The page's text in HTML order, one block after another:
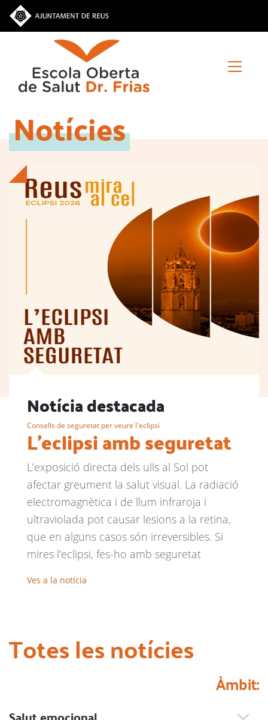
Vés
Notícies
Notícia destacada
Consells de seguretat per veure l'eclipsi
L'eclipsi amb seguretat
L’exposició directa dels ulls al Sol pot
afectar greument la salut visual. La radiació
electromagnètica i de llum infraroja i
ultraviolada pot causar lesions a la retina,
que en alguns casos són irreversibles. Si
mires l'eclipsi, fes-ho amb seguretat
Ves a la notícia
Totes les notícies
Àmbit: